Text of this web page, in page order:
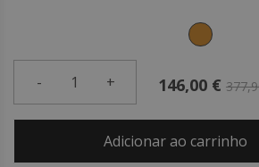
- 1 + 146,00 €
Adicionar ao carrinho